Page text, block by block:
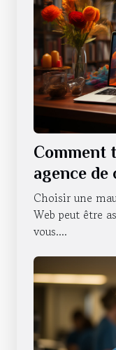
Comment
agence
Choisir une
Web peut être
vous....